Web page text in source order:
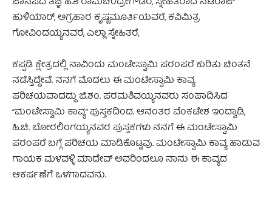
ಹುಳಿಯಾರ್, ಅಗ್ರಹಾರ ಕೃಷ್ಣಮೂರ್ತಿಯವರೆ, ಕವಿಮಿತ್ರ
ಗೋವಿಂದಯ್ಯನವರೆ, ಎಲ್ಲಾ ಸ್ನೇಹಿತರೆ,
ಕಪ್ಪಡಿ ಕ್ಷೇತ್ರದಲ್ಲಿ ನಾವಿಂದು ಮಂಟೇಸ್ವಾಮಿ ಪರಂಪರೆ ಕುರಿತು ಚಿಂತನೆ
ನಡೆಸ್ತಿದ್ದೇವೆ. ನನಗೆ ಮೊದಲು ಈ ಮಂಟೇಸ್ವಾಮಿ ಕಾವ್ಯ
ಪರಿಚಯವಾದದ್ದು ಜಿ.ಶಂ. ಪರಮಶಿವಯ್ಯನವರು ಸಂಪಾದಿಸಿದ
“ಮಂಟೇಸ್ವಾಮಿ ಕಾವ್ಯ” ಪುಸ್ತಕದಿಂದ. ಆನಂತರ ವೆಂಕಟೇಶ ಇಂದ್ವಾಡಿ,
ಹಿ.ಚಿ. ಬೋರಲಿಂಗಯ್ಯನವರ ಪುಸ್ತಕಗಳು ನನಗೆ ಈ ಮಂಟೇಸ್ವಾಮಿ
ಪರಂಪರೆ ಬಗ್ಗೆ ಪರಿಚಯ ಮಾಡಿಕೊಟ್ಟವು. ಮಂಟೇಸ್ವಾಮಿ ಕಾವ್ಯ ಹಾಡುವ
ಗಾಯಕ ಮಳವಳ್ಳಿ ಮಾದೇವ್ ಅವರಿಂದಲೂ ನಾನು ಈ ಕಾವ್ಯದ
ಆಕರ್ಷಣೆಗೆ ಒಳಗಾದವನು.